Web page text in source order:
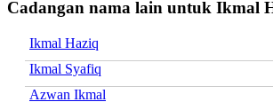
Cadangan nama lain untuk Ikmal
Ikmal Haziq
Ikmal Syafiq
Azwan Ikmal